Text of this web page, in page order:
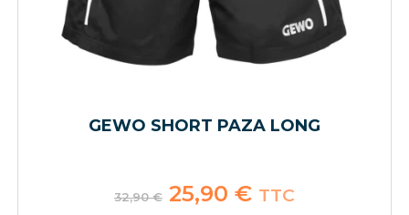
GEWO SHORT PAZA LONG
32,90€ Le
prix
25,90 €Le
prixTTC